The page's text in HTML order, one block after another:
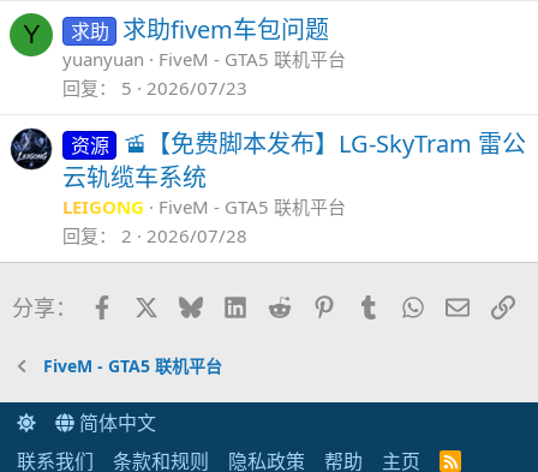
Y 求助 求助fivem车包问题
yuanyuan
FiveM - GTA5 联机平台
回复
5 2026/07/23
资源
🚡【免费脚本发布】LG-SkyTram 雷公
云轨缆车系统
LEIGONG
FiveM - GTA5 联机平台
回复
2 2026/07/28
分享： FacebookBlueskyLinkedIn
Reddit PinterestTumblrWhatsApp
邮件
FiveM - GTA5 联机平台
简体中文
联系我们
条款和规则 隐私政策 帮助 主页
R